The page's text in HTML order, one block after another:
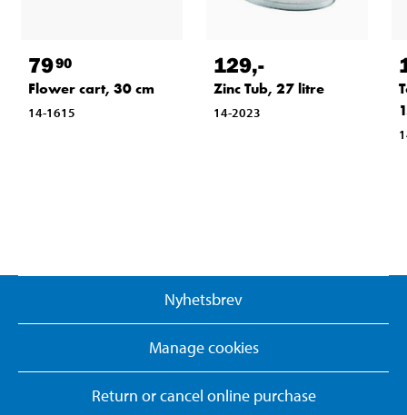
7990
Flower cart, 30 cm
14-1615
129,-
Zinc Tub, 27 litre
14-2023
Nyhetsbrev
Manage cookies
Return or cancel online purchase